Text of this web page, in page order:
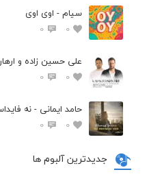
سیام - اوی اوی
0
0
علی حسین زاده و
0
0
حامد ایمانی - نه
0
0
جدیدترین آلبوم ها